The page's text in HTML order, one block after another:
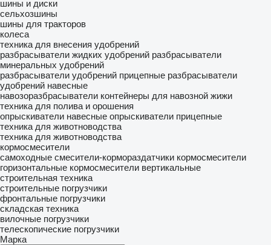
шины и диски
сельхозшины
шины для тракторов
колеса
техника для внесения удобрений
разбрасыватели жидких удобрений разбрасыватели
минеральных удобрений
разбрасыватели удобрений прицепные разбрасыватели
удобрений навесные
навозоразбрасыватели контейнеры для навозной жижи
техника для полива и орошения
опрыскиватели навесные опрыскиватели прицепные
техника для животноводства
техника для животноводства
кормосмесители
самоходные смесители-кормораздатчики кормосмесители
горизонтальные кормосмесители вертикальные
строительная техника
строительные погрузчики
фронтальные погрузчики
складская техника
вилочные погрузчики
телескопические погрузчики
Марка